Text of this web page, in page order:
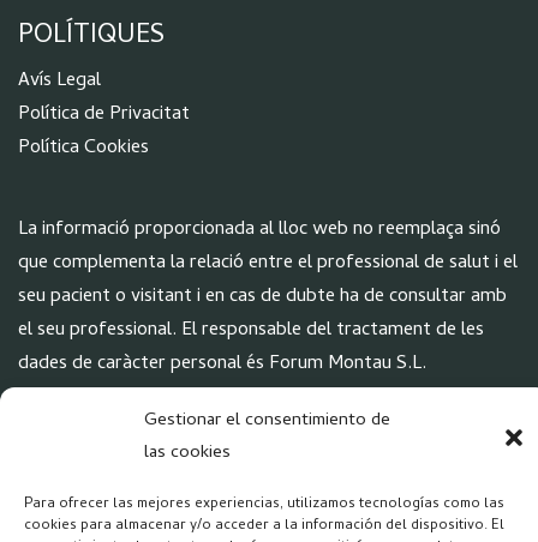
Gestionar el consentimiento de
las cookies
Para ofrecer las mejores experiencias, utilizamos tecnologías como las
cookies para almacenar y/o acceder a la información del dispositivo. El
POLÍTIQUES
Avís Legal
Política de Privacitat
Política Cookies
La informació proporcionada al lloc web no reemplaça sinó
que complementa la relació entre el professional de salut i el
seu pacient o visitant i en cas de dubte ha de consultar amb
el seu professional. El responsable del tractament de les
dades de caràcter personal és Forum Montau S.L.